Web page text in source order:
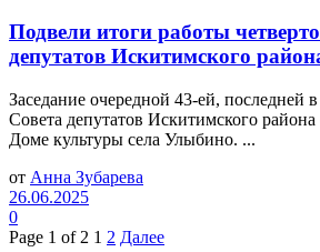
Подвели итоги работы
депутатов Искитимского
Заседание очередной 43-ей, последней
Совета депутатов Искитимского
Доме культуры села Улыбино. ...
от Анна Зубарева
26.06.2025
0
Page 1 of 2 1 2 Далее